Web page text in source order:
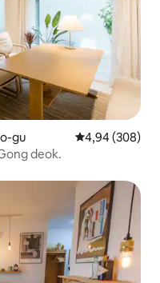
gu 4,94 de uma
4,94 (308)
deok.